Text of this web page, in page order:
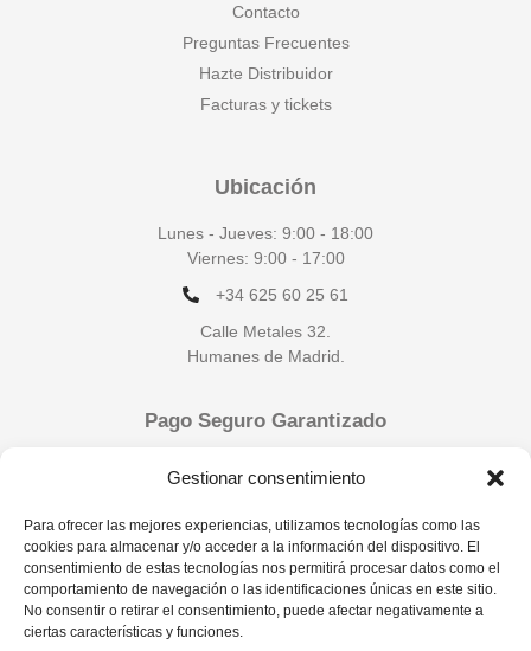
Gestionar consentimiento
Para ofrecer las mejores experiencias, utilizamos tecnologías como las
cookies para almacenar y/o acceder a la información del dispositivo. El
consentimiento de estas tecnologías nos permitirá procesar datos como el
comportamiento de navegación o las identificaciones únicas en este sitio.
No consentir o retirar el consentimiento, puede afectar negativamente a
ciertas características y funciones.
Contacto
Preguntas Frecuentes
Hazte Distribuidor
Facturas y tickets
Ubicación
Lunes - Jueves: 9:00 - 18:00
Viernes: 9:00 - 17:00
+34 625 60 25 61
Calle Metales 32.
Humanes de Madrid.
Pago Seguro Garantizado